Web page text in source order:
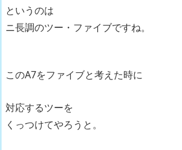
というのは
ニ長調のツー・ファイブですね。
このA7をファイブと考えた時に
対応するツーを
くっつけてやろうと。